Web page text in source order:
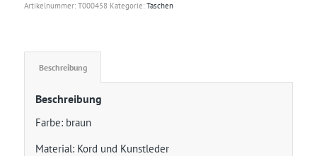
Artikelnummer: T000458 Kategorie: Taschen
Beschreibung
Beschreibung
Farbe: braun
Material: Kord und Kunstleder